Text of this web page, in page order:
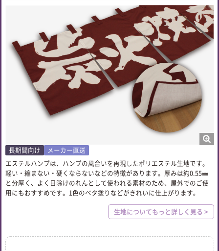
長期間向け
メーカー直送
エステルハンプは、ハンプの風合いを再現したポリエステル生地です。
軽い・縮まない・硬くならないなどの特徴があります。厚みは約0.55㎜
と分厚く、よく日除けのれんとして使われる素材のため、屋外でのご使
用にもおすすめです。1色のベタ塗りなどがきれいに仕上がります。
生地についてもっと詳しく見る >